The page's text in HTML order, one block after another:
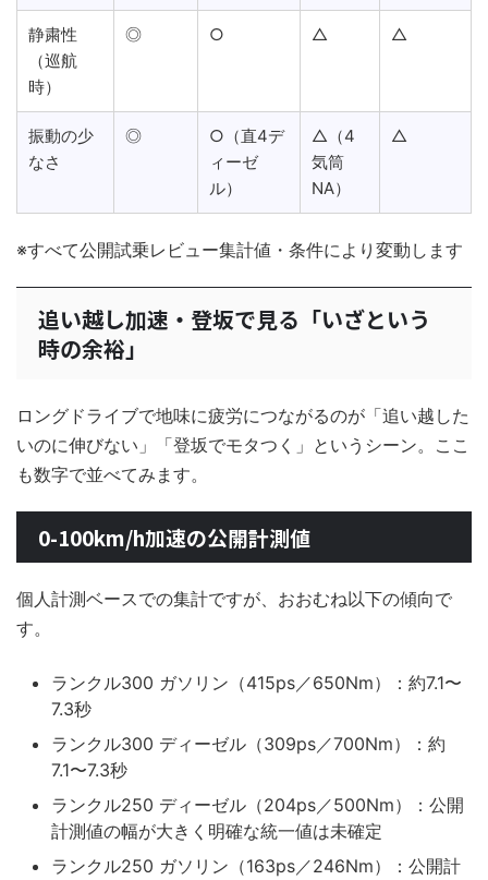
静粛性
（巡航
時）
◎ ○ △ △
振動の少
なさ
◎
○（直4デ
ィーゼ
ル）
△（4
気筒
NA）
△
※すべて公開試乗レビュー集計値・条件により変動します
追い越し加速・登坂で見る「いざという
時の余裕」
ロングドライブで地味に疲労につながるのが「追い越した
いのに伸びない」「登坂でモタつく」というシーン。ここ
も数字で並べてみます。
0-100km/h加速の公開計測値
個人計測ベースでの集計ですが、おおむね以下の傾向で
す。
ランクル300 ガソリン（415ps／650Nm）：約7.1〜
7.3秒
ランクル300 ディーゼル（309ps／700Nm）：約
7.1〜7.3秒
ランクル250 ディーゼル（204ps／500Nm）：公開
計測値の幅が大きく明確な統一値は未確定
ランクル250 ガソリン（163ps／246Nm）：公開計